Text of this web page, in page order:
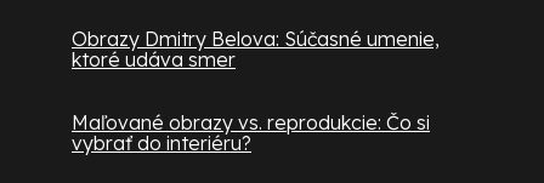
Obrazy Dmitry Belova: Súčasné umenie,
ktoré udáva smer
Maľované obrazy vs. reprodukcie: Čo si
vybrať do interiéru?